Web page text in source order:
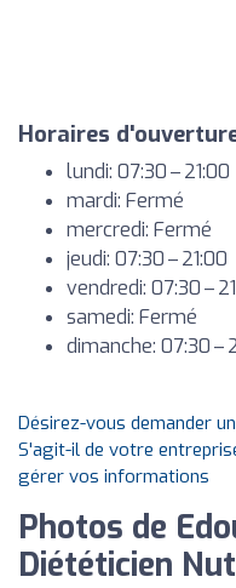
Horaires
lundi: 07:30 – 21:00
mardi: Fermé
mercredi: Fermé
jeudi: 07:30 – 21:00
vendredi: 07:30 –
samedi: Fermé
dimanche: 07:30 –
Désirez-vous demander
S'agit-il de votre
gérer vos informations
Photos de
Diététicien